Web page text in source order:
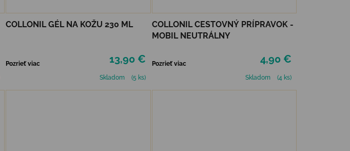
COLLONIL GÉL NA KOŽU 230 ML
13,90 €
Pozrieť viac
Skladom
(5 ks)
COLLONIL CESTOVNÝ PRÍPRAVOK -
MOBIL NEUTRÁLNY
4,90 €
Pozrieť viac
Skladom
(4 ks)